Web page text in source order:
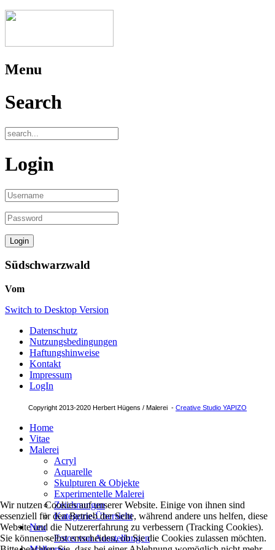
Menu
Search
Login
Südschwarzwald
Vom
Switch to Desktop Version
Datenschutz
Nutzungsbedingungen
Haftungshinweise
Kontakt
Impressum
LogIn
Copyright 2013-2020 Herbert Hügens / Malerei - Creative Studio YAPIZO
Home
Vitae
Malerei
Acryl
Aquarelle
Skulpturen & Objekte
Experimentelle Malerei
Zeichnungen
Kategorie-Übersicht
Neu
Fotos von Ausstellungen
Wir nutzen Cookies auf unserer Website. Einige von ihnen sind
essenziell für den Betrieb der Seite, während andere uns helfen, diese
Website und die Nutzererfahrung zu verbessern (Tracking Cookies).
Sie können selbst entscheiden, ob Sie die Cookies zulassen möchten.